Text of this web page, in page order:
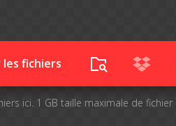
les fichiers
ici. 1 GB taille maximale de fichier